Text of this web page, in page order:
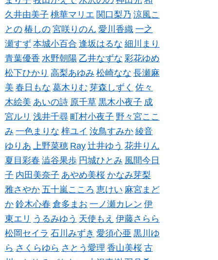
久井由美子 桃華マリエ 関口梨乃 涼風こ
との 椿しの 宮咲りのん 愛川香織 一之
瀬すず 本城小百合 逢坂はるな 細川まり
青葉優香 水野朝陽 乙井なずな 彩花ゆめ
松下ひかり 高梨あゆみ 松崎なな 長瀬麻
美 春日もな 葛木りむ 芽森しずく 佐々
木絵美 あいの詩 原千草 黒木小夜子 成
宮ルリ 浅井千尋 町村小夜子 野々宮ここ
み 一色まりな 梓ユイ 汝鳥すみか 綾音
ゆりあ 上野菜穂 Ray 辻井ゆう 花井りん
夏目彩春 澁谷果歩 円城ひとみ 風間今日
子 内田美奈子 あやめ美桜 かなみ芽梨
雅さやか 五十嵐こころ 恵けい 麻宮まど
か 鈴木心春 倉多まお 一ノ瀬カレン 伊
東エリ うるみゆう 天使もえ 伊藤さらら
松岡セイラ 石川みずき 愛須心亜 黒川ゆ
ら さくらゆら さとう愛理 香山美桜 古